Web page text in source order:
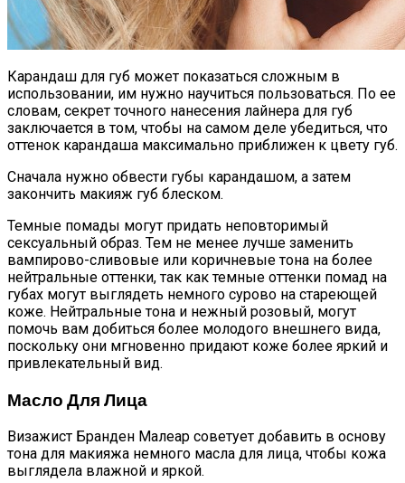
Карандаш для губ может показаться сложным в
использовании, им нужно научиться пользоваться. По ее
словам, секрет точного нанесения лайнера для губ
заключается в том, чтобы на самом деле убедиться, что
оттенок карандаша максимально приближен к цвету губ.
Сначала нужно обвести губы карандашом, а затем
закончить макияж губ блеском.
Темные помады могут придать неповторимый
сексуальный образ. Тем не менее лучше заменить
вампирово-сливовые или коричневые тона на более
нейтральные оттенки, так как темные оттенки помад на
губах могут выглядеть немного сурово на стареющей
коже. Нейтральные тона и нежный розовый, могут
помочь вам добиться более молодого внешнего вида,
поскольку они мгновенно придают коже более яркий и
привлекательный вид.
Масло Для Лица
Визажист Бранден Малеар советует добавить в основу
тона для макияжа немного масла для лица, чтобы кожа
выглядела влажной и яркой.